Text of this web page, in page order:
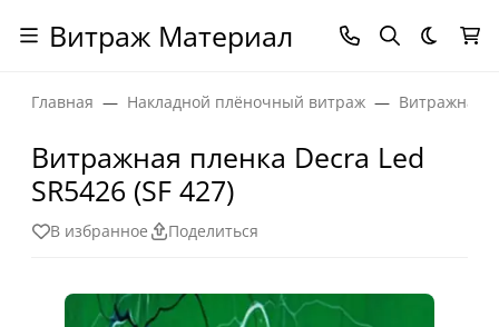
Витраж Материал Темная
Главная Накладной плёночный витраж Витражная
Витражная пленка Decra Led
SR5426 (SF 427)
В избранное Поделиться